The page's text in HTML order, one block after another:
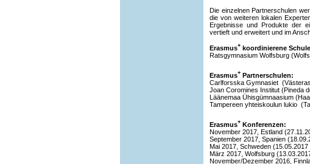
Die einzelnen Partnerschulen
die von weiteren lokalen
Ergebnisse und Produkte der
vertieft und erweitert und im
Erasmus+ koordinierene
Ratsgymnasium Wolfsburg
Erasmus+ Partnerschulen:
Carlforsska Gymnasiet
Joan Coromines Institut (Pineda
Läänemaa Ühisgümnaasium
Tampereen yhteiskoulun lukio
Erasmus+ Konferenzen:
November 2017, Estland (
September 2017, Spanien
Mai 2017, Schweden
März 2017, Wolfsburg
November/Dezember 2016,